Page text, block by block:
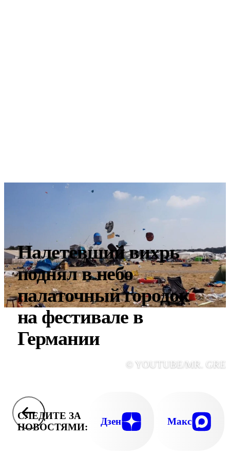
Налетевший вихрь
поднял в небо
палаточный городок
на фестивале в
Германии
© YOUTUBE/MR.
СЛЕДИТЕ ЗА
НОВОСТЯМИ:
Дзен Макс